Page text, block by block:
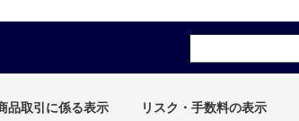
品取引に係る表示 リスク・手数料の表示